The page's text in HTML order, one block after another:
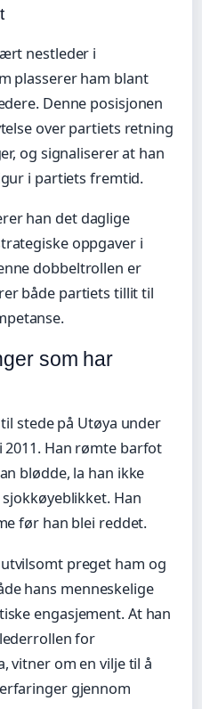
nestleder i
plasserer ham blant
Denne posisjonen
over partiets retning
og signaliserer at han
i partiets fremtid.
han det daglige
oppgaver i
dobbeltrollen er
både partiets tillit til
som har
stede på Utøya under
Han rømte barfot
blødde, la han ikke
Han
før han blei reddet.
preget ham og
hans menneskelige
engasjement. At han
for
vitner om en vilje til å
gjennom